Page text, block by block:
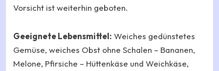
Vorsicht ist weiterhin geboten.
Geeignete Lebensmittel: Weiches gedünstetes
Gemüse, weiches Obst ohne Schalen – Bananen,
Melone, Pfirsiche – Hüttenkäse und Weichkäse,